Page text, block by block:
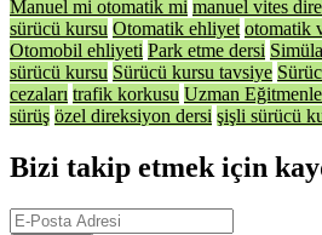
Manuel mi otomatik mi manuel vites
sürücü kursu Otomatik ehliyet otomatik
Otomobil ehliyeti Park etme dersi
sürücü kursu Sürücü kursu tavsiye
cezaları trafik korkusu Uzman
sürüş özel direksiyon dersi şişli sürücü
Bizi takip etmek için